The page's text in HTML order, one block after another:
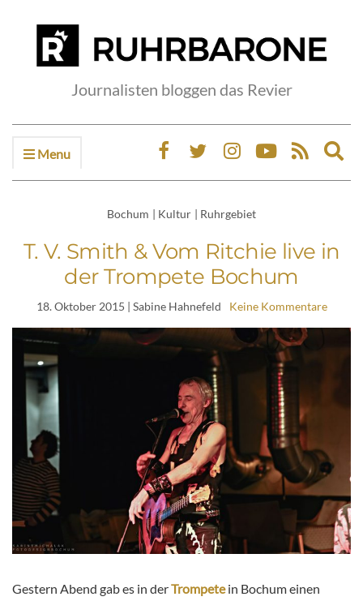
Journalisten bloggen das Revier
Menu
Bochum | Kultur | Ruhrgebiet
T. V. Smith & Vom Ritchie live in
der Trompete Bochum
18. Oktober 2015 | Sabine Hahnefeld Keine Kommentare
Gestern Abend gab es in derTrompetein Bochum einen